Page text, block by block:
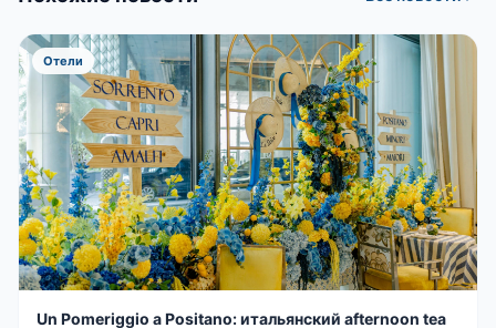
Отели
Un Pomeriggio a Positano: итальянский afternoon tea